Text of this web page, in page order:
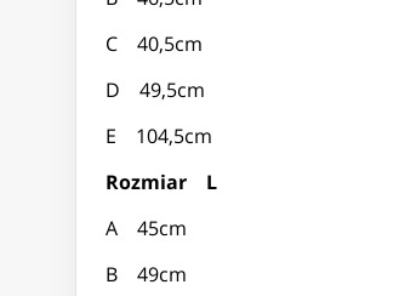
C 40,5cm
D 49,5cm
E 104,5cm
Rozmiar L
A 45cm
B 49cm